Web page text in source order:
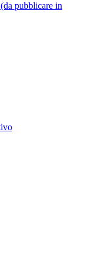
pubblicare in